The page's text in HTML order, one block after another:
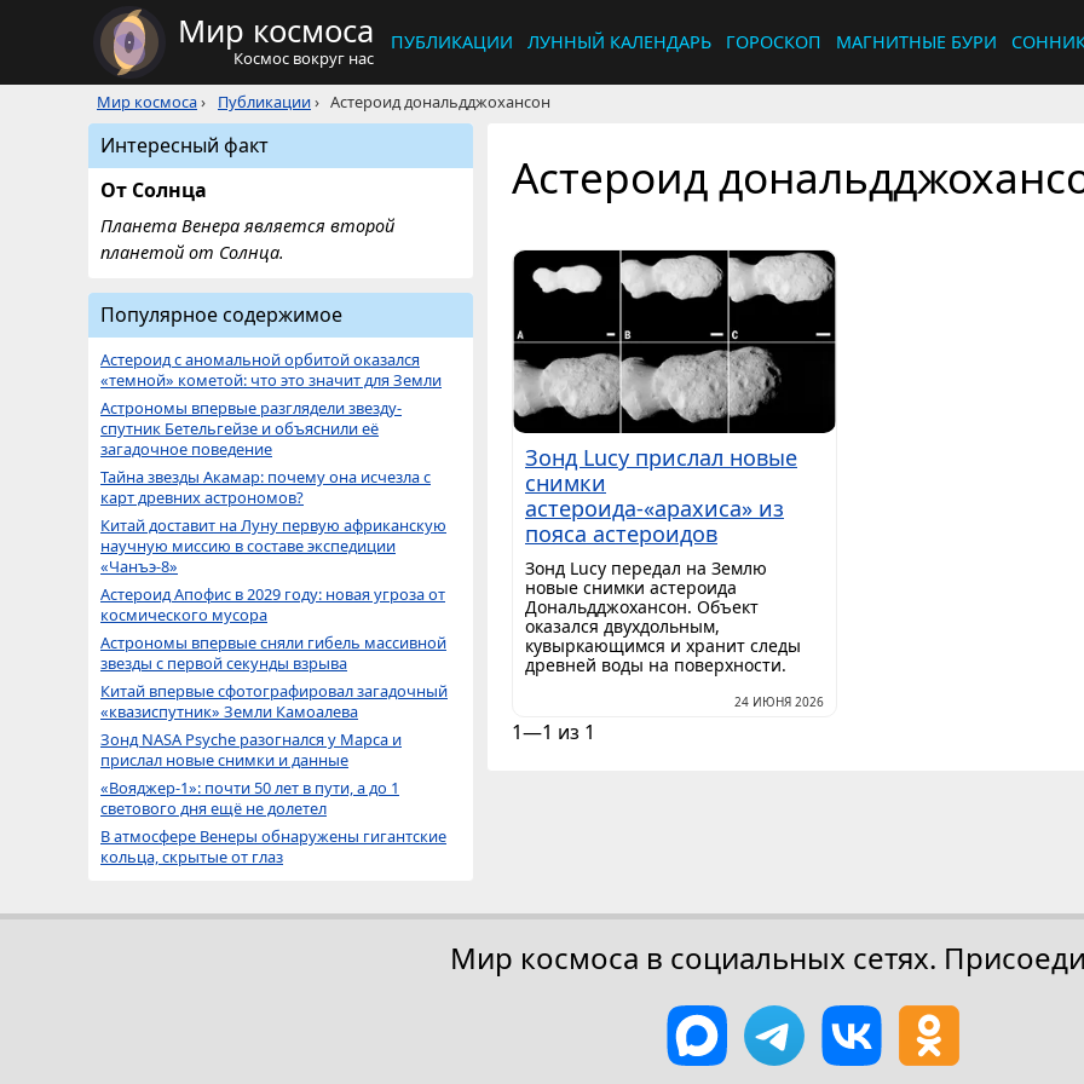
Мир космоса
Космос вокруг нас
ПУБЛИКАЦИИ ЛУННЫЙ КАЛЕНДАРЬ ГОРОСКОП МАГНИТНЫЕ БУРИ
Мир космоса› Публикации› Астероид дональдджохансон
Астероид
Зонд Lucy прислал новые
снимки
астероида-«арахиса» из
пояса астероидов
Зонд Lucy передал на Землю
новые снимки астероида
Дональдджохансон. Объект
оказался двухдольным,
кувыркающимся и хранит следы
древней воды на поверхности.
24 ИЮНЯ 2026
1—1 из 1
Интересный факт
От Солнца
Планета Венера является второй
планетой от Солнца.
Популярное содержимое
Астероид с аномальной орбитой оказался
«темной» кометой: что это значит для Земли
Астрономы впервые разглядели звезду-
спутник Бетельгейзе и объяснили её
загадочное поведение
Тайна звезды Акамар: почему она исчезла с
карт древних астрономов?
Китай доставит на Луну первую африканскую
научную миссию в составе экспедиции
«Чанъэ-8»
Астероид Апофис в 2029 году: новая угроза от
космического мусора
Астрономы впервые сняли гибель массивной
звезды с первой секунды взрыва
Китай впервые сфотографировал загадочный
«квазиспутник» Земли Камоалева
Зонд NASA Psyche разогнался у Марса и
прислал новые снимки и данные
«Вояджер-1»: почти 50 лет в пути, а до 1
светового дня ещё не долетел
В атмосфере Венеры обнаружены гигантские
кольца, скрытые от глаз
Мир космоса в социальных сетях.